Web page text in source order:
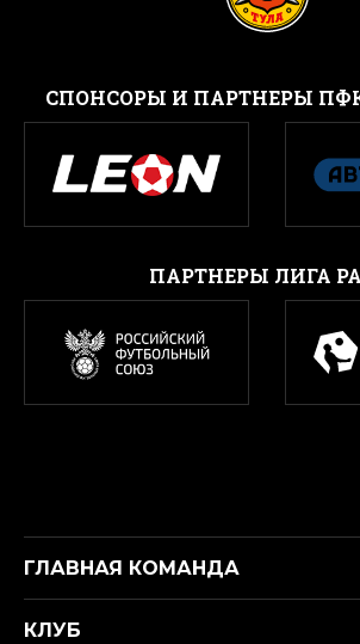
CПОНСОРЫ И ПАРТНЕРЫ
ПАРТНЕРЫ ЛИГА
ГЛАВНАЯ КОМАНДА
КЛУБ